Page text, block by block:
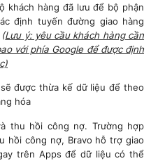
khách hàng đã lưu để bộ phận
định tuyến đường giao hàng
(Lưu ý: yêu cầu khách hàng cần
với phía Google để được định
được thừa kế dữ liệu để theo
hóa
thu hồi công nợ. Trường hợp
hồi công nợ, Bravo hỗ trợ giao
trên Apps để dữ liệu có thể